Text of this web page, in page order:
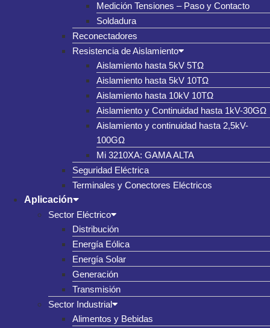
Medición Tensiones – Paso y Contacto
Soldadura
Reconectadores
Resistencia de Aislamiento
Aislamiento hasta 5kV 5TΩ
Aislamiento hasta 5kV 10TΩ
Aislamiento hasta 10kV 10TΩ
Aislamiento y Continuidad hasta 1kV-30GΩ
Aislamiento y continuidad hasta 2,5kV-
100GΩ
Mi 3210XA: GAMA ALTA
Seguridad Eléctrica
Terminales y Conectores Eléctricos
Aplicación
Sector Eléctrico
Distribución
Energía Eólica
Energía Solar
Generación
Transmisión
Sector Industrial
Alimentos y Bebidas